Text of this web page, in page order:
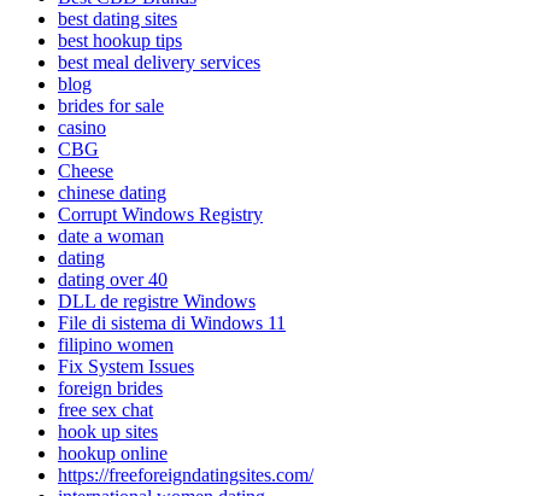
best dating sites
best hookup tips
best meal delivery services
blog
brides for sale
casino
CBG
Cheese
chinese dating
Corrupt Windows Registry
date a woman
dating
dating over 40
DLL de registre Windows
File di sistema di Windows 11
filipino women
Fix System Issues
foreign brides
free sex chat
hook up sites
hookup online
https://freeforeigndatingsites.com/